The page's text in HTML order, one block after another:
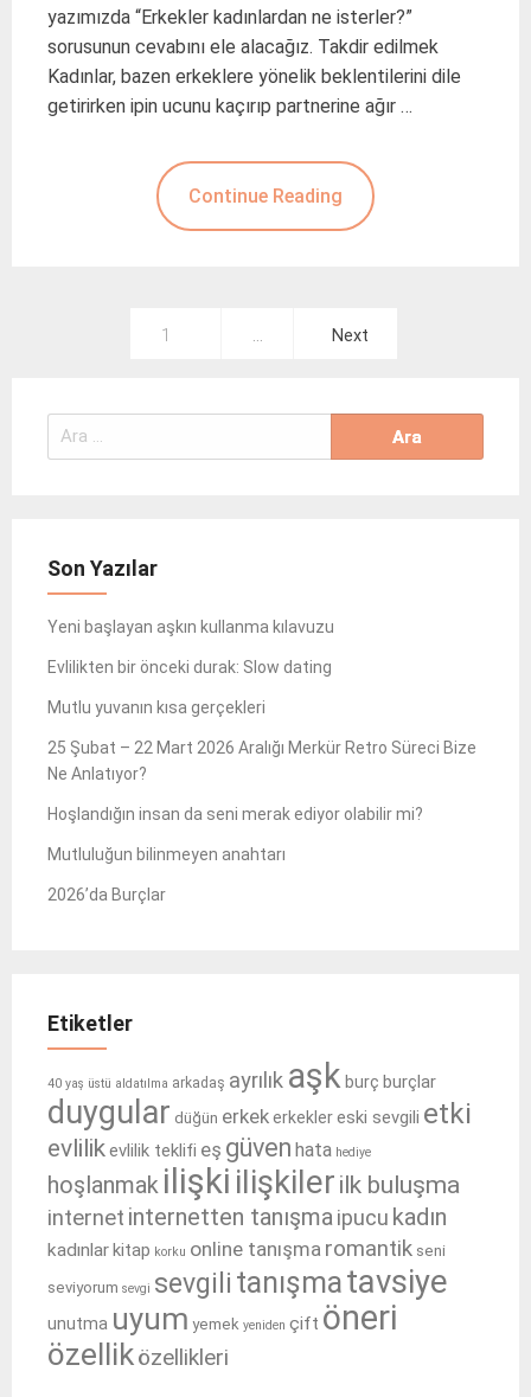
yazımızda “Erkekler kadınlardan ne isterler?”
sorusunun cevabını ele alacağız. Takdir edilmek
Kadınlar, bazen erkeklere yönelik beklentilerini dile
getirirken ipin ucunu kaçırıp partnerine ağır …
Continue Reading
1 … Next
Arama:
Son Yazılar
Yeni başlayan aşkın kullanma kılavuzu
Evlilikten bir önceki durak: Slow dating
Mutlu yuvanın kısa gerçekleri
25 Şubat – 22 Mart 2026 Aralığı Merkür Retro Süreci Bize
Ne Anlatıyor?
Hoşlandığın insan da seni merak ediyor olabilir mi?
Mutluluğun bilinmeyen anahtarı
2026’da Burçlar
Etiketler
40 yaş üstü aldatılma arkadaş ayrılık aşk burç burçlar
duygular düğün erkekerkeklereski sevgili etki
evlilikevlilik teklifi eş güven hata hediye
hoşlanmak ilişki ilişkiler ilk buluşma
internet internetten tanışma ipucu kadın
kadınlarkitap korku online tanışma romantik seni
seviyorum sevgi sevgili tanışmatavsiye
unutma uyum yemek yeniden çift öneri
özelliközellikleri